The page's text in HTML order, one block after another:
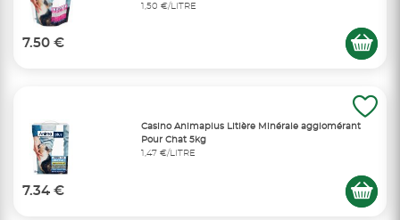
1,50 €/LITRE
7.50 €
Casino Animaplus Litière Minérale agglomérant
Pour Chat 5kg
1,47 €/LITRE
7.34 €